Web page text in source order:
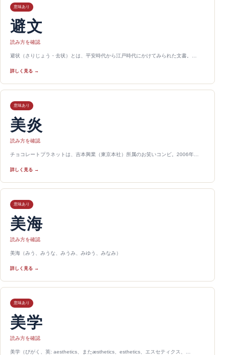
意味あり
避文
読み方を確認
避状（さりじょう・去状）とは、平安時代から江戸時代にかけてみられた文書。…
詳しく見る →
意味あり
美炎
読み方を確認
チョコレートプラネットは、吉本興業（東京本社）所属のお笑いコンビ。2006年…
詳しく見る →
意味あり
美海
読み方を確認
美海（みう、みうな、みうみ、みゆう、みなみ）
詳しく見る →
意味あり
美学
読み方を確認
美学（びがく、英: aesthetics、またæsthetics、esthetics、エスセティクス、…